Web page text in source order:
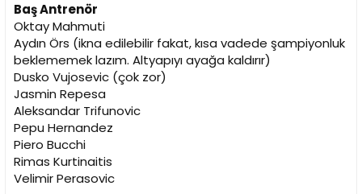
Baş Antrenör
Oktay Mahmuti
Aydın Örs (ikna edilebilir fakat, kısa vadede şampiyonluk
beklememek lazım. Altyapıyı ayağa kaldırır)
Dusko Vujosevic (çok zor)
Jasmin Repesa
Aleksandar Trifunovic
Pepu Hernandez
Piero Bucchi
Rimas Kurtinaitis
Velimir Perasovic